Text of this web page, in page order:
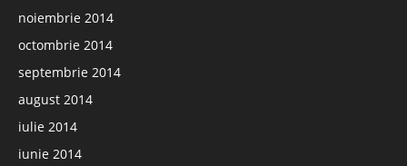
noiembrie 2014
octombrie 2014
septembrie 2014
august 2014
iulie 2014
iunie 2014